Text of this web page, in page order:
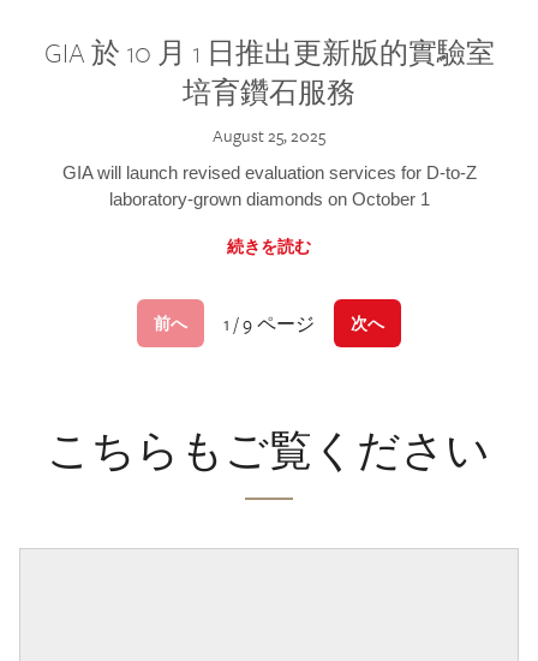
GIA 於 10 月 1 日推出更新版的實驗室
培育鑽石服務
August 25, 2025
GIA will launch revised evaluation services for D-to-Z
laboratory-grown diamonds on October 1
続きを読む
前へ 1 / 9 ページ 次へ
こちらもご覧ください